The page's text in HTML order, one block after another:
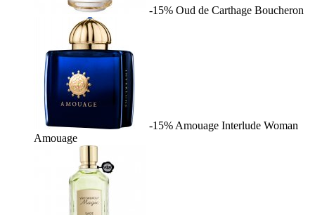
-15% Oud de Carthage Boucheron
-15% Amouage Interlude Woman
Amouage